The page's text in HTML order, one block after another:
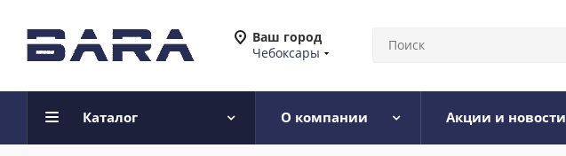
Ваш город
Чебоксары
Каталог О компании Акции и новости